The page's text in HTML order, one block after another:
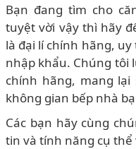
Bạn đang tìm cho
tuyệt vời vậy thì hãy
là đại lí chính hãng,
nhập khẩu. Chúng tôi
chính hãng, mang
không gian bếp nhà
Các bạn hãy cùng
tin và tính năng cụ